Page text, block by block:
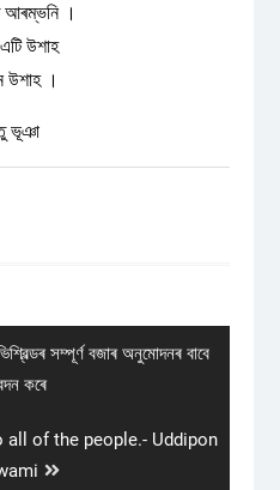
আৰম্ভনি ।
উশাহ
উশাহ ।
ভূঞা
সম্পূৰ্ণ বজাৰ অনুমোদনৰ বাবে
কৰে
all of the people.- Uddipon